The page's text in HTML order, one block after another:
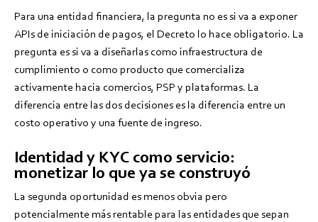
Para una entidad financiera, la pregunta no es si va a exponer
APIs de iniciación de pagos, el Decreto lo hace obligatorio. La
pregunta es si va a diseñarlas como infraestructura de
cumplimiento o como producto que comercializa
activamente hacia comercios, PSP y plataformas. La
diferencia entre las dos decisiones es la diferencia entre un
costo operativo y una fuente de ingreso.
Identidad y KYC como servicio:
monetizar lo que ya se construyó
La segunda oportunidad es menos obvia pero
potencialmente más rentable para las entidades que sepan